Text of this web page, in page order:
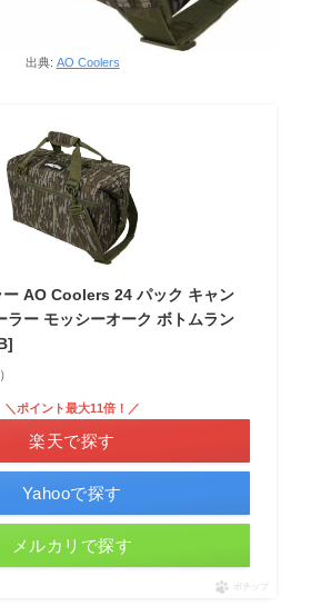
出典: AO Coolers
ー AO Coolers 24 パック キャン
ラー モッシーオーク ボトムラン
＼ポイント最大11倍！／
楽天で探す
Yahooで探す
メルカリで探す
ポチップ